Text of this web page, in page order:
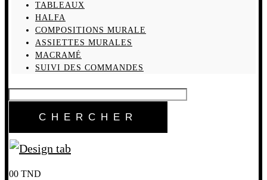
TABLEAUX
HALFA
COMPOSITIONS MURALE
ASSIETTES MURALES
MACRAMÉ
SUIVI DES COMMANDES
00 TND